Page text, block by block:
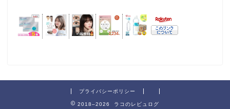
プライバシーポリシー
2018–2026 ラコのレビュログ